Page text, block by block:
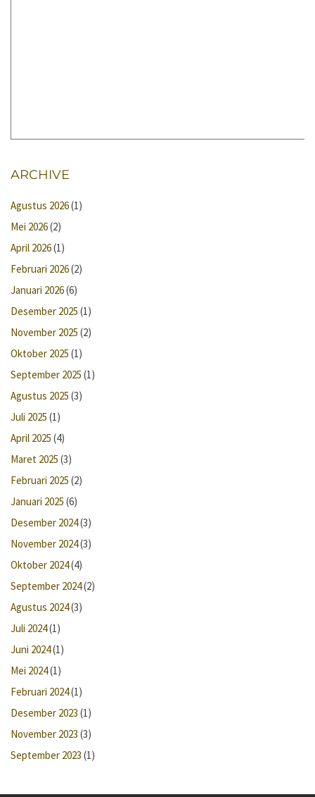
ARCHIVE
Agustus 2026(1)
Mei 2026(2)
April 2026(1)
Februari 2026(2)
Januari 2026(6)
Desember 2025 (1)
November 2025 (2)
Oktober 2025 (1)
September 2025 (1)
Agustus 2025 (3)
Juli 2025 (1)
April 2025 (4)
Maret 2025 (3)
Februari 2025 (2)
Januari 2025 (6)
Desember 2024(3)
November 2024(3)
Oktober 2024(4)
September 2024(2)
Agustus 2024(3)
Juli 2024(1)
Juni 2024(1)
Mei 2024(1)
Februari 2024(1)
Desember 2023 (1)
November 2023 (3)
September 2023 (1)